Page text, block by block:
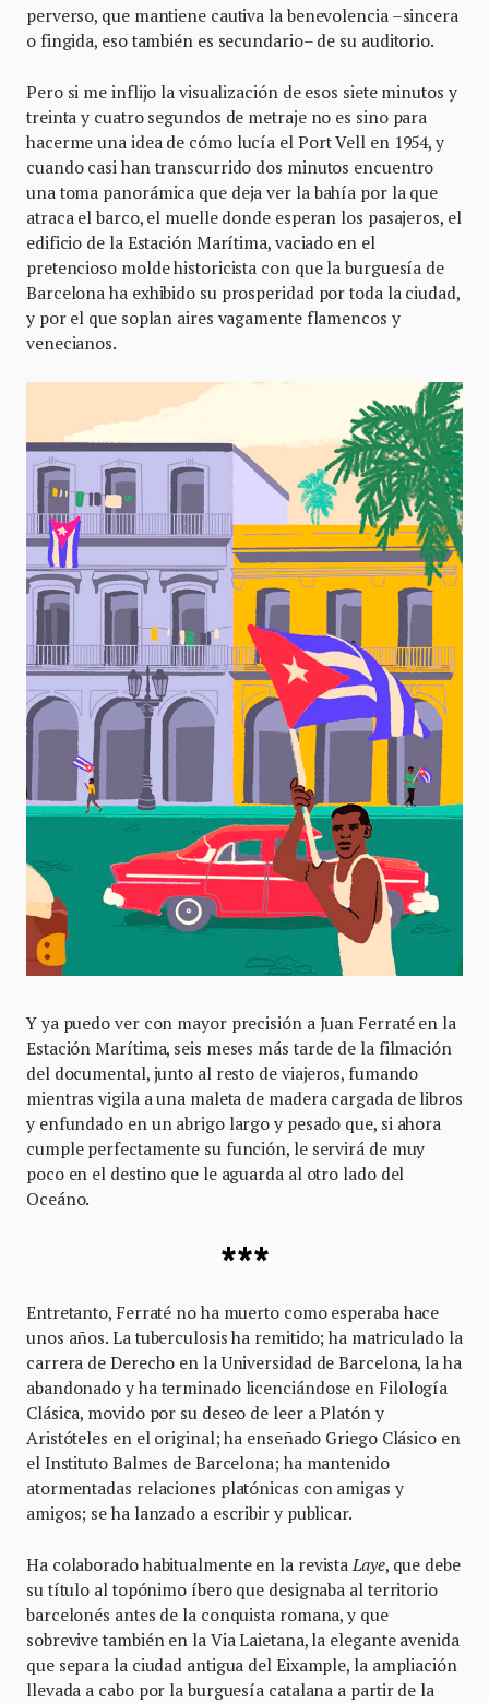
perverso, que mantiene cautiva la benevolencia –sincera
o fingida, eso también es secundario– de su auditorio.
Pero si me inflijo la visualización de esos siete minutos y
treinta y cuatro segundos de metraje no es sino para
hacerme una idea de cómo lucía el Port Vell en 1954, y
cuando casi han transcurrido dos minutos encuentro
una toma panorámica que deja ver la bahía por la que
atraca el barco, el muelle donde esperan los pasajeros, el
edificio de la Estación Marítima, vaciado en el
pretencioso molde historicista con que la burguesía de
Barcelona ha exhibido su prosperidad por toda la ciudad,
y por el que soplan aires vagamente flamencos y
venecianos.
Y ya puedo ver con mayor precisión a Juan Ferraté en la
Estación Marítima, seis meses más tarde de la filmación
del documental, junto al resto de viajeros, fumando
mientras vigila a una maleta de madera cargada de libros
y enfundado en un abrigo largo y pesado que, si ahora
cumple perfectamente su función, le servirá de muy
poco en el destino que le aguarda al otro lado del
Oceáno.
***
Entretanto, Ferraté no ha muerto como esperaba hace
unos años. La tuberculosis ha remitido; ha matriculado la
carrera de Derecho en la Universidad de Barcelona, la ha
abandonado y ha terminado licenciándose en Filología
Clásica, movido por su deseo de leer a Platón y
Aristóteles en el original; ha enseñado Griego Clásico en
el Instituto Balmes de Barcelona; ha mantenido
atormentadas relaciones platónicas con amigas y
amigos; se ha lanzado a escribir y publicar.
Ha colaborado habitualmente en la revistaLaye, que debe
su título al topónimo íbero que designaba al territorio
barcelonés antes de la conquista romana, y que
sobrevive también en la Via Laietana, la elegante avenida
que separa la ciudad antigua del Eixample, la ampliación
llevada a cabo por la burguesía catalana a partir de la